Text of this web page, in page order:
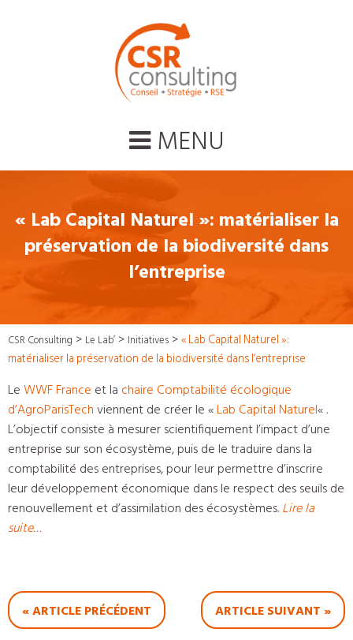
MENU
« Lab Capital Naturel »: matérialiser la
préservation de la biodiversité dans
l’entreprise
CSR Consulting > Le Lab’ > Initiatives >« Lab Capital Naturel »:
matérialiser la préservation de la biodiversité dans l’entreprise
LeWWF France et la chaire Comptabilité écologique
d’AgroParisTechviennent de créer le «Lab Capital Naturel« .
L’objectif consiste à mesurer scientifiquement l’impact d’une
entreprise sur son écosystème, puis de le traduire dans la
comptabilité des entreprises, pour leur permettre d’inscrire
leur développement économique dans le respect des seuils de
renouvellement et d’assimilation des écosystèmes.Lire la
suite…
« ARTICLE PRÉCÉDENT ARTICLE SUIVANT »